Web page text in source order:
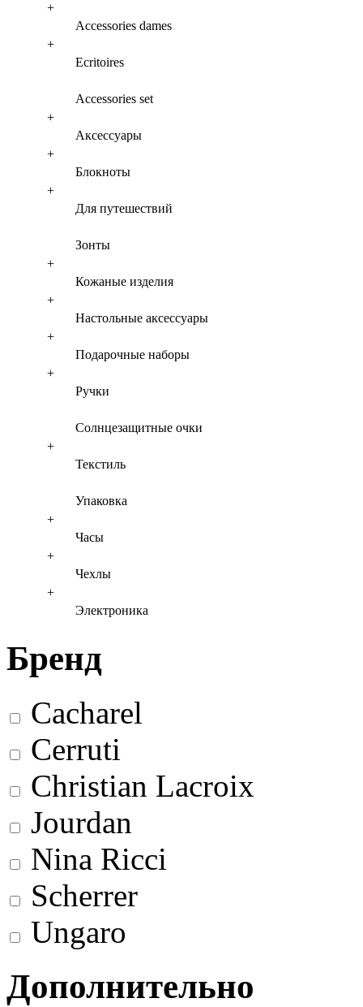
+
Accessories dames
+
Ecritoires
Accessories set
+
Аксессуары
+
Блокноты
+
Для путешествий
Зонты
+
Кожаные изделия
+
Настольные аксессуары
+
Подарочные наборы
+
Ручки
Солнцезащитные очки
+
Текстиль
Упаковка
+
Часы
+
Чехлы
+
Электроника
Бренд
Cacharel
Cerruti
Christian Lacroix
Jourdan
Nina Ricci
Scherrer
Ungaro
Дополнительно